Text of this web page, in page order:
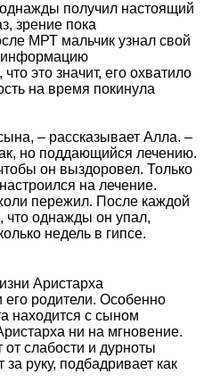
получил настоящий
зрение пока
МРТ мальчик узнал свой
информацию
это значит, его охватило
на время покинула
– рассказывает Алла. –
но поддающийся лечению.
он выздоровел. Только
на лечение.
пережил. После каждой
что однажды он упал,
недель в гипсе.
Аристарха
родители. Особенно
находится с сыном
ни на мгновение.
от слабости и дурноты
руку, подбадривает как